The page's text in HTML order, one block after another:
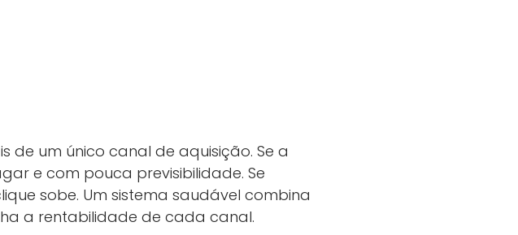
de um único canal de aquisição. Se a
e com pouca previsibilidade. Se
sobe. Um sistema saudável combina
a rentabilidade de cada canal.